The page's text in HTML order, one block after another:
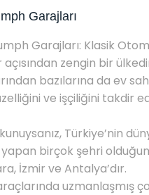
Garajları
Garajları: Klasik
zengin bir
bazılarına da ev
ve işçiliğini takdir
Türkiye’nin
yapan birçok şehri
İzmir ve Antalya’dır.
uzmanlaşmış